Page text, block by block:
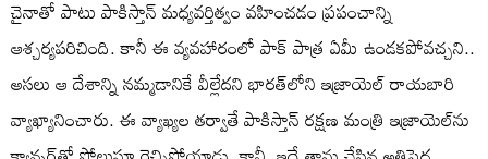
చైనాతో పాటు పాకిస్తాన్ మధ్యవర్తిత్వం వహించడం ప్రపంచాన్ని
ఆశ్చర్యపరిచింది. కానీ ఈ వ్యవహారంలో పాక్‌ పాత్ర ఏమీ ఉండకపోవచ్చని..
అసలు ఆ దేశాన్ని నమ్మడానికే వీల్లేదని భారత్‌లోని ఇజ్రాయెల్ రాయబారి
వ్యాఖ్యానించారు. ఈ వ్యాఖ్యల తర్వాతే పాకిస్తాన్ రక్షణ మంత్రి ఇజ్రాయెల్‌ను